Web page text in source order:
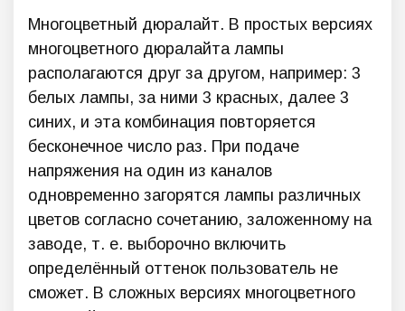
Многоцветный дюралайт. В простых версиях
многоцветного дюралайта лампы
располагаются друг за другом, например: 3
белых лампы, за ними 3 красных, далее 3
синих, и эта комбинация повторяется
бесконечное число раз. При подаче
напряжения на один из каналов
одновременно загорятся лампы различных
цветов согласно сочетанию, заложенному на
заводе, т. е. выборочно включить
определённый оттенок пользователь не
сможет. В сложных версиях многоцветного